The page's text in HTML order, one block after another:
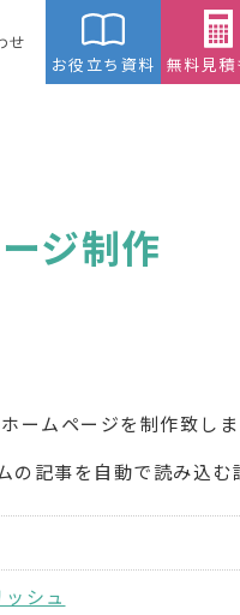
せ
お役立ち資料 無料見積
ジ制作
ームページを制作致しま
記事を自動で読み込む
シュ